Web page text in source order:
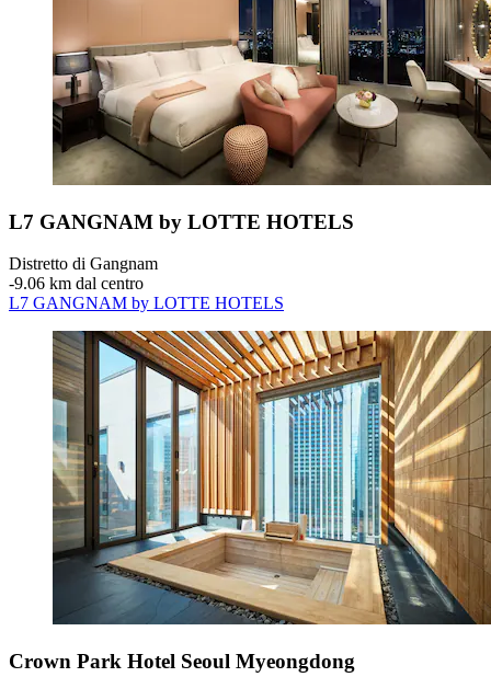
L7 GANGNAM by LOTTE HOTELS
Distretto di Gangnam
‐9.06 km dal centro
L7 GANGNAM by LOTTE HOTELS
Crown Park Hotel Seoul Myeongdong